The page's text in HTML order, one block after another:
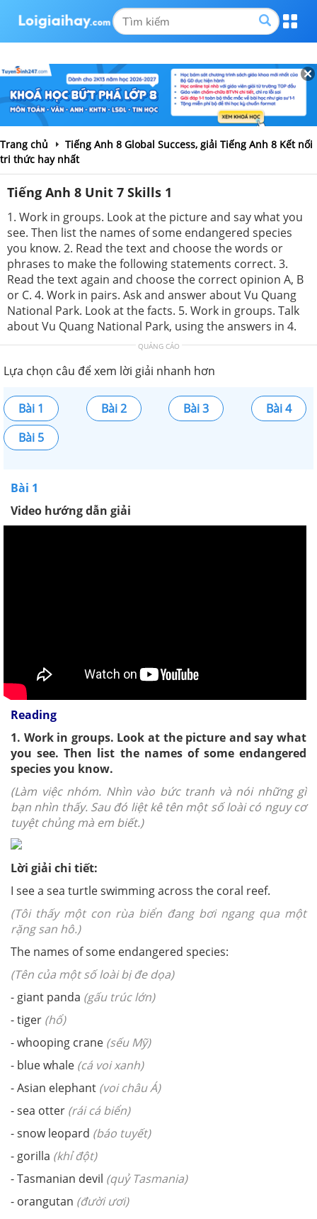
Trang chủ
Tiếng Anh 8 Global Success, giải Tiếng Anh 8 Kết nối
tri thức hay nhất
Tiếng Anh 8 Unit 7 Skills 1
1. Work in groups. Look at the picture and say what you
see. Then list the names of some endangered species
you know. 2. Read the text and choose the words or
phrases to make the following statements correct. 3.
Read the text again and choose the correct opinion A, B
or C. 4. Work in pairs. Ask and answer about Vu Quang
National Park. Look at the facts. 5. Work in groups. Talk
about Vu Quang National Park, using the answers in 4.
QUẢNG CÁO
Lựa chọn câu để xem lời giải nhanh hơn
Bài 1 Bài 2 Bài 3
Bài 4
Bài 5
Bài 1
Video hướng dẫn giải
Reading
1. Work in groups. Look at the picture and say what
you see. Then list the names of some endangered
species you know.
(Làm việc nhóm. Nhìn vào bức tranh và nói những gì
bạn nhìn thấy. Sau đó liệt kê tên một số loài có nguy cơ
tuyệt chủng mà em biết.)
Lời giải chi tiết:
I see a sea turtle swimming across the coral reef.
(Tôi thấy một con rùa biển đang bơi ngang qua một
rặng san hô.)
The names of some endangered species:
(Tên của một số loài bị đe dọa)
- giant panda (gấu trúc lớn)
- tiger (hổ)
- whooping crane (sếu Mỹ)
- blue whale (cá voi xanh)
- Asian elephant (voi châu Á)
- sea otter (rái cá biển)
- snow leopard (báo tuyết)
- gorilla (khỉ đột)
- Tasmanian devil (quỷ Tasmania)
- orangutan (đười ươi)